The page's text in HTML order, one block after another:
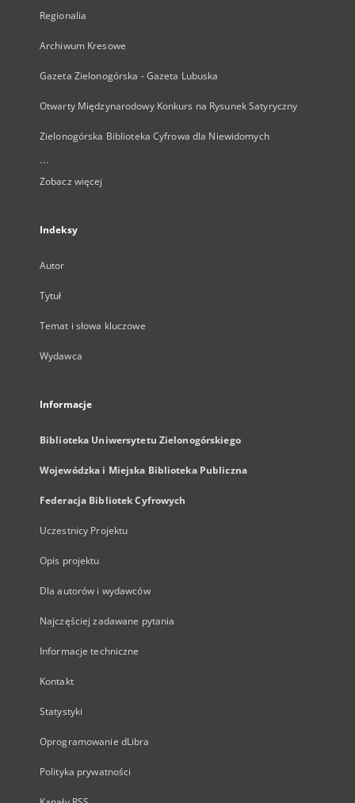
Regionalia
Archiwum Kresowe
Gazeta Zielonogórska - Gazeta Lubuska
Otwarty Międzynarodowy Konkurs na Rysunek Satyryczny
Zielonogórska Biblioteka Cyfrowa dla Niewidomych
...
Zobacz więcej
Indeksy
Autor
Tytuł
Temat i słowa kluczowe
Wydawca
Informacje
Biblioteka Uniwersytetu Zielonogórskiego
Wojewódzka i Miejska Biblioteka Publiczna
Federacja Bibliotek Cyfrowych
Uczestnicy Projektu
Opis projektu
Dla autorów i wydawców
Najczęściej zadawane pytania
Informacje techniczne
Kontakt
Statystyki
Oprogramowanie dLibra
Polityka prywatności